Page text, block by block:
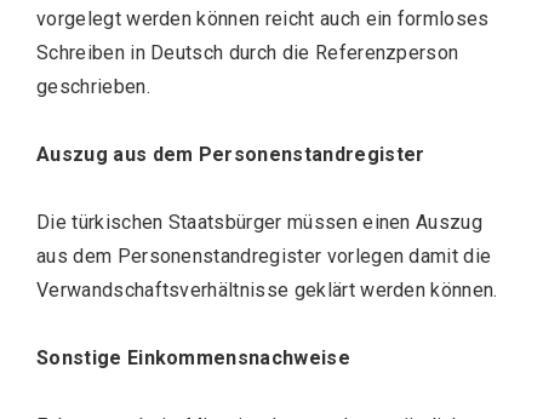
vorgelegt werden können reicht auch ein formloses
Schreiben in Deutsch durch die Referenzperson
geschrieben.
Auszug aus dem Personenstandregister
Die türkischen Staatsbürger müssen einen Auszug
aus dem Personenstandregister vorlegen damit die
Verwandschaftsverhältnisse geklärt werden können.
Sonstige Einkommensnachweise